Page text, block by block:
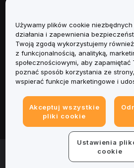
Informacje
Usługi
Obsługa Klienta
Informacje prawne
© 2025-2026 Bybit.eu. All rights
Używamy plików cookie niezbędnych
działania i zapewnienia
Twoją zgodą wykorzystujemy
z funkcjonalnością, analityką,
społecznościowymi, aby zapamiętać
poznać sposób korzystania ze
wspierać funkcje marketingowe i
Akceptuj wszystkie
pliki cookie
Ustawienia
cookie